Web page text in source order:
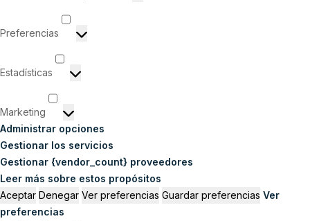
Preferencias
Estadísticas
Marketing
Administrar opciones
Gestionar los servicios
Gestionar {vendor_count} proveedores
Leer más sobre estos propósitos
Aceptar Denegar Ver preferencias Guardar preferencias Ver
preferencias